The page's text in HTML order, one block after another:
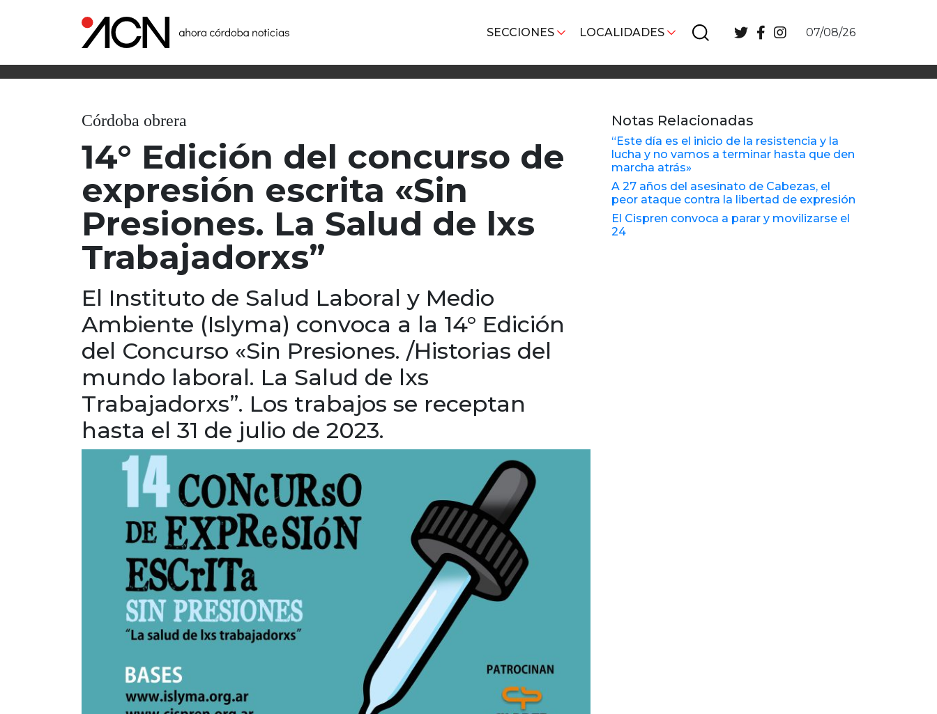
SECCIONES LOCALIDADES 07/08/26
Córdoba obrera
14° Edición del concurso de
expresión escrita «Sin
Presiones. La Salud de lxs
Trabajadorxs”
El Instituto de Salud Laboral y Medio
Ambiente (Islyma) convoca a la 14° Edición
del Concurso «Sin Presiones. /Historias del
mundo laboral. La Salud de lxs
Trabajadorxs”. Los trabajos se receptan
hasta el 31 de julio de 2023.
Notas Relacionadas
“Este día es el inicio de la resistencia y la
lucha y no vamos a terminar hasta que den
marcha atrás»
A 27 años del asesinato de Cabezas, el
peor ataque contra la libertad de expresión
El Cispren convoca a parar y movilizarse el
24